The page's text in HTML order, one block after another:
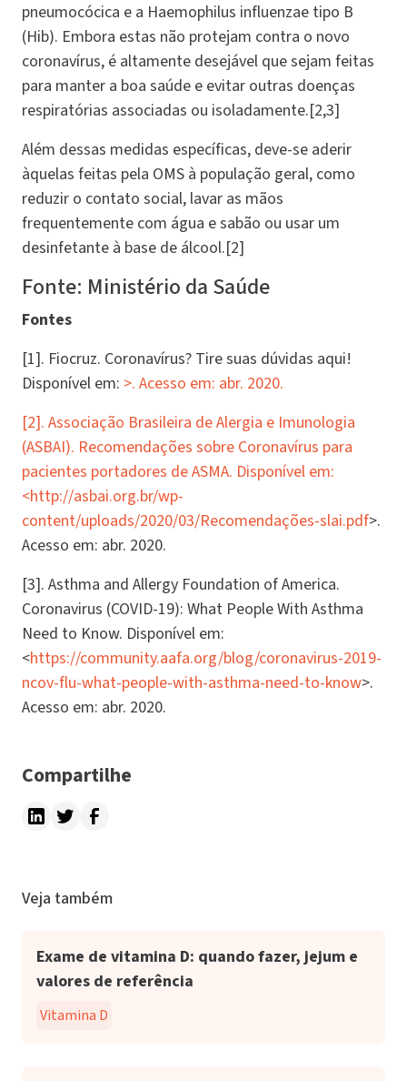
pneumocócica e a Haemophilus influenzae tipo B
(Hib). Embora estas não protejam contra o novo
coronavírus, é altamente desejável que sejam feitas
para manter a boa saúde e evitar outras doenças
respiratórias associadas ou isoladamente.[2,3]
Além dessas medidas específicas, deve-se aderir
àquelas feitas pela OMS à população geral, como
reduzir o contato social, lavar as mãos
frequentemente com água e sabão ou usar um
desinfetante à base de álcool.[2]
Fonte: Ministério da Saúde
Fontes
[1]. Fiocruz. Coronavírus? Tire suas dúvidas aqui!
Disponível em: >. Acesso em: abr. 2020.
[2]. Associação Brasileira de Alergia e Imunologia
(ASBAI). Recomendações sobre Coronavírus para
pacientes portadores de ASMA. Disponível em:
<http://asbai.org.br/wp-
content/uploads/2020/03/Recomendações-slai.pdf>.
Acesso em: abr. 2020.
[3]. Asthma and Allergy Foundation of America.
Coronavirus (COVID-19): What People With Asthma
Need to Know. Disponível em:
<https://community.aafa.org/blog/coronavirus-2019-
ncov-flu-what-people-with-asthma-need-to-know>.
Acesso em: abr. 2020.
Compartilhe
Veja também
Exame de vitamina D: quando fazer, jejum e
valores de referência
Vitamina D